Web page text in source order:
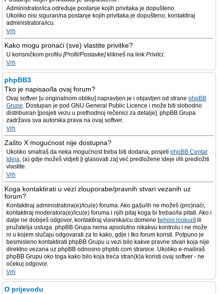
Administrator/ica određuje postanje kojih privitaka je dopušteno.
Ukoliko nisi siguran/na postanje kojih privitaka je dopušteno, kontaktiraj
administratora/icu.
Vrh
Kako mogu pronaći (sve) vlastite privitke?
U korisničkom profilu [Profil/Postavke]klikneš na link Privitci.
Vrh
phpBB3
Tko je napisao/la ovaj forum?
Ovaj softver [u originalnom obliku] napravljen je i objavljen od strane phpBB
Grupe. Dostupan je pod GNU General Public Licence i može biti slobodno
distribuiran [posjeti vezu u prethodnoj rečenici za detalje]. phpBB Grupa
zadržava sva autorska prava na ovaj softver.
Vrh
Zašto X mogućnost nije dostupna?
Ukoliko smatraš da neka mogućnost treba biti dodana, posjeti phpBB Centar
Ideja, (a) gdje možeš vidjeti [i glasovati za] već predložene ideje i/ili predložiti
vlastite.
Vrh
Koga kontaktirati u vezi zlouporabe/pravnih stvari vezanih uz
forum?
Kontaktiraj administratora(e)/icu(e) foruma. Ako ga/ju/ih ne možeš (pro)naći,
kontaktiraj moderatora(e)/icu(e) foruma i njih pitaj koga bi trebao/la pitati. Ako i
dalje ne dobiješ odgovor, kontaktiraj vlasnika/cu domene [whois lookup] ili
pružatelja usluga. phpBB Grupa nema apsolutno nikakvu kontrolu i ne može
ni u kojem slučaju odgovarati za to kako, gdje i tko forum koristi. Potpuno je
besmisleno kontaktirati phpBB Grupu u vezi bilo kakve pravne stvari koja nije
direktno vezana uz phpBB odnosno phpbb.com stranice. Ukoliko e-mailiraš
phpBB Grupu oko toga kako bilo koja treća stran(k)a koristi ovaj softver - ne
očekuj odgovor.
Vrh
O prijevodu